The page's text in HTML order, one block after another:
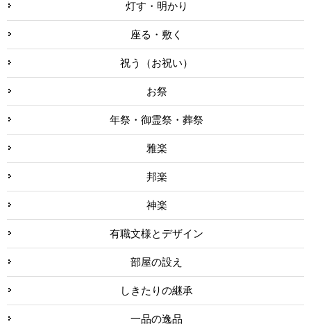
灯す・明かり
座る・敷く
祝う（お祝い）
お祭
年祭・御霊祭・葬祭
雅楽
邦楽
神楽
有職文様とデザイン
部屋の設え
しきたりの継承
一品の逸品